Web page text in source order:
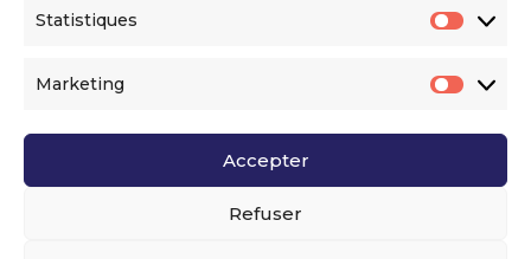
Statistiques
Marketing
Accepter
Refuser
Voir l’ensemble de nos partenaires